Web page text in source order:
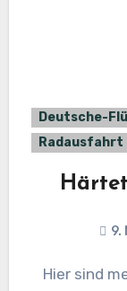
Deutsche-
Radausfahrt
9.
Hier sind meine neuesten (und auch letzten)